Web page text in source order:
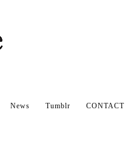
News Tumblr CONTACT